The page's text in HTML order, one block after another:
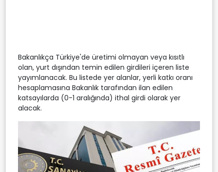
Bakanlıkça Türkiye'de üretimi olmayan veya kısıtlı
olan, yurt dışından temin edilen girdileri içeren liste
yayımlanacak. Bu listede yer alanlar, yerli katkı oranı
hesaplamasına Bakanlık tarafından ilan edilen
katsayılarda (0-1 aralığında) ithal girdi olarak yer
alacak.